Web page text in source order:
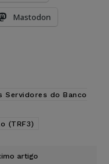
Mastodon
Servidores do Banco
(TRF3)
artigo